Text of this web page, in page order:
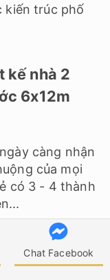
Chat Facebook
kiến trúc phố
kế nhà 2
6x12m
càng nhận
của mọi
có 3 - 4 thành